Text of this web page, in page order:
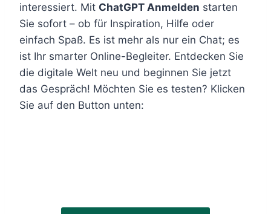
interessiert. Mit ChatGPT Anmelden starten
Sie sofort – ob für Inspiration, Hilfe oder
einfach Spaß. Es ist mehr als nur ein Chat; es
ist Ihr smarter Online-Begleiter. Entdecken Sie
die digitale Welt neu und beginnen Sie jetzt
das Gespräch! Möchten Sie es testen? Klicken
Sie auf den Button unten: